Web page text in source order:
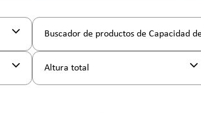
Buscador de productos de Capacidad
Altura total